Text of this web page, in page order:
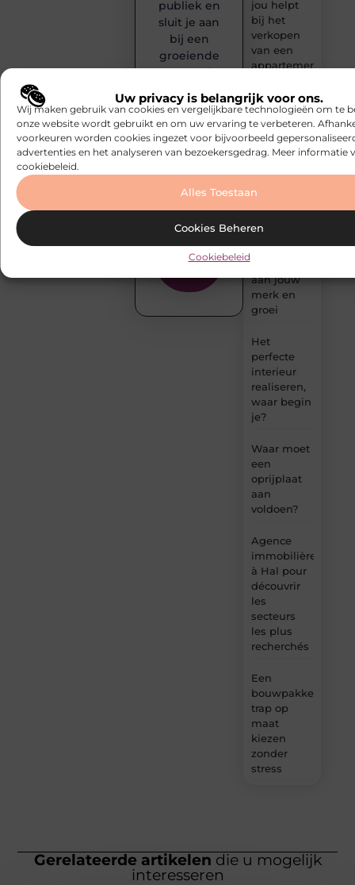
Uw privacy is belangrijk voor ons.
Wij maken gebruik van cookies en vergelijkbare technologieën om te
onze website wordt gebruikt en om uw ervaring te verbeteren.
voorkeuren worden cookies ingezet voor bijvoorbeeld
advertenties en het analyseren van bezoekersgedrag. Meer informatie
cookiebeleid.
Alles Toestaan
Cookies Beheren
Cookiebeleid
jou helpt
bij het
verkopen
van een
appartement
Drukwerk
in
Antwerpen
als basis
voor een
succesvolle
van
content:
aan jouw
merk en
groei
Het
perfecte
interieur
realiseren,
waar begin
je?
Waar moet
een
oprijplaat
aan
voldoen?
Agence
immobilière
à Hal pour
découvrir
les
secteurs
les plus
recherchés
Een
bouwpakket
trap op
maat
kiezen
zonder
stress
publiek en
sluit je aan
bij een
groeiende
community
creatieve
denkers en
schrijvers.
nog met
Begin hier
met
Gerelateerde artikelen die u mogelijk
interesseren